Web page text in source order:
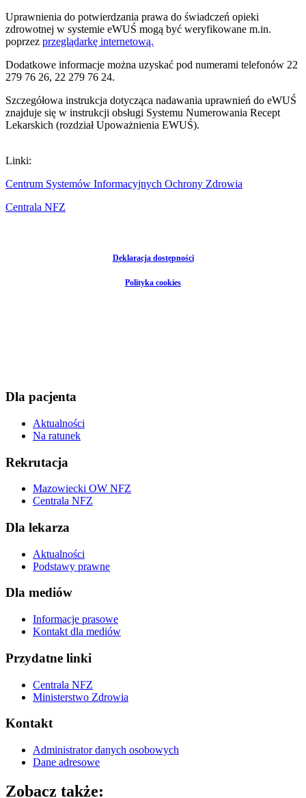
Uprawnienia do potwierdzania prawa do świadczeń opieki
zdrowotnej w systemie eWUŚ mogą być weryfikowane m.in.
poprzez przeglądarkę internetową.
Dodatkowe informacje można uzyskać pod numerami telefonów 22
279 76 26, 22 279 76 24.
Szczegółowa instrukcja dotycząca nadawania uprawnień do eWUŚ
znajduje się w instrukcji obsługi Systemu Numerowania Recept
Lekarskich (rozdział Upoważnienia EWUŚ).
Linki:
Centrum Systemów Informacyjnych Ochrony Zdrowia
Centrala NFZ
Deklaracja dostępności
Polityka cookies
Dla pacjenta
Aktualności
Na ratunek
Rekrutacja
Mazowiecki OW NFZ
Centrala NFZ
Dla lekarza
Aktualności
Podstawy prawne
Dla mediów
Informacje prasowe
Kontakt dla mediów
Przydatne linki
Centrala NFZ
Ministerstwo Zdrowia
Kontakt
Administrator danych osobowych
Dane adresowe
Zobacz także: